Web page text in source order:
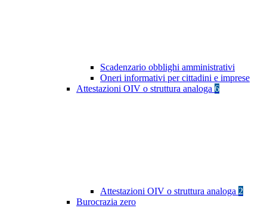
Scadenzario obblighi amministrativi
Oneri informativi per cittadini e imprese
Attestazioni OIV o struttura analoga 6
Attestazioni OIV o struttura analoga 2
Burocrazia zero